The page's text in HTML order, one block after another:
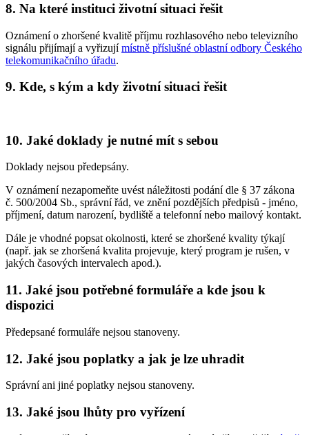
8. Na které instituci životní situaci řešit
Oznámení o zhoršené kvalitě příjmu rozhlasového nebo televizního
signálu přijímají a vyřizujímístně příslušné oblastní odbory Českého
telekomunikačního úřadu.
9. Kde, s kým a kdy životní situaci řešit
10. Jaké doklady je nutné mít s sebou
Doklady nejsou předepsány.
V oznámení nezapomeňte uvést náležitosti podání dle § 37 zákona
č. 500/2004 Sb., správní řád, ve znění pozdějších předpisů - jméno,
příjmení, datum narození, bydliště a telefonní nebo mailový kontakt.
Dále je vhodné popsat okolnosti, které se zhoršené kvality týkají
(např. jak se zhoršená kvalita projevuje, který program je rušen, v
jakých časových intervalech apod.).
11. Jaké jsou potřebné formuláře a kde jsou k
dispozici
Předepsané formuláře nejsou stanoveny.
12. Jaké jsou poplatky a jak je lze uhradit
Správní ani jiné poplatky nejsou stanoveny.
13. Jaké jsou lhůty pro vyřízení